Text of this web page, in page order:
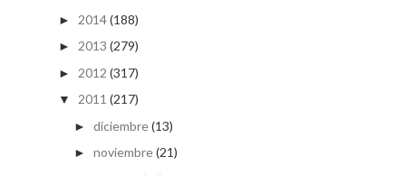
► 2014(188)
► 2013 (279)
► 2012 (317)
▼ 2011 (217)
► diciembre(13)
► noviembre(21)